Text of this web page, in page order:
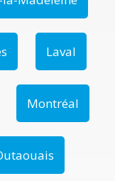
Laval
Montréal